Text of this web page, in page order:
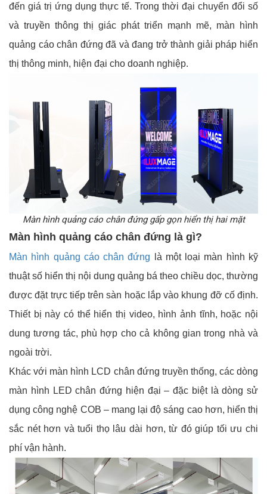
đến giá trị ứng dụng thực tế. Trong thời đại chuyển đổi số
và truyền thông thị giác phát triển mạnh mẽ, màn hình
quảng cáo chân đứng đã và đang trở thành giải pháp hiển
thị thông minh, hiện đại cho doanh nghiệp.
Màn hình quảng cáo chân đứng gấp gọn hiển thị hai mặt
Màn hình quảng cáo chân đứng là gì?
Màn hình quảng cáo chân đứng
là một loại màn hình kỹ
thuật số hiển thị nội dung quảng bá theo chiều dọc, thường
được đặt trực tiếp trên sàn hoặc lắp vào khung đỡ cố định.
Thiết bị này có thể hiển thị video, hình ảnh tĩnh, hoặc nội
dung tương tác, phù hợp cho cả không gian trong nhà và
ngoài trời.
Khác với màn hình LCD chân đứng truyền thống, các dòng
màn hình LED chân đứng hiện đại – đặc biệt là dòng sử
dụng công nghệ COB – mang lại độ sáng cao hơn, hiển thị
sắc nét hơn và tuổi thọ lâu dài hơn, từ đó giúp tối ưu chi
phí vận hành.